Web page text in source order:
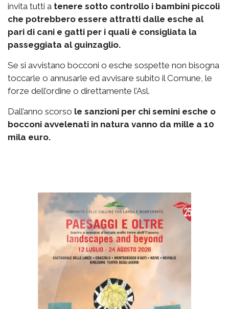
invita tutti a tenere sotto controllo i bambini piccoli
che potrebbero essere attratti dalle esche al
pari di cani e gatti per i quali è consigliata la
passeggiata al guinzaglio.
Se si avvistano bocconi o esche sospette non bisogna
toccarle o annusarle ed avvisare subito il Comune, le
forze dell’ordine o direttamente l’Asl.
Dall’anno scorso le sanzioni per chi semini esche o
bocconi avvelenati in natura vanno da mille a 10
mila euro.